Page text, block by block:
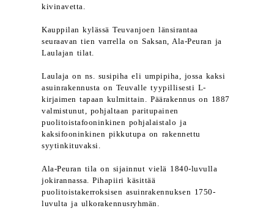
kivinavetta.
Kauppilan kylässä Teuvanjoen länsirantaa
seuraavan tien varrella on Saksan, Ala-Peuran ja
Laulajan tilat.
Laulaja on ns. susipiha eli umpipiha, jossa kaksi
asuinrakennusta on Teuvalle tyypillisesti L-
kirjaimen tapaan kulmittain. Päärakennus on 1887
valmistunut, pohjaltaan paritupainen
puolitoistafooninkinen pohjalaistalo ja
kaksifooninkinen pikkutupa on rakennettu
syytinkituvaksi.
Ala-Peuran tila on sijainnut vielä 1840-luvulla
jokirannassa. Pihapiiri käsittää
puolitoistakerroksisen asuinrakennuksen 1750-
luvulta ja ulkorakennusryhmän.